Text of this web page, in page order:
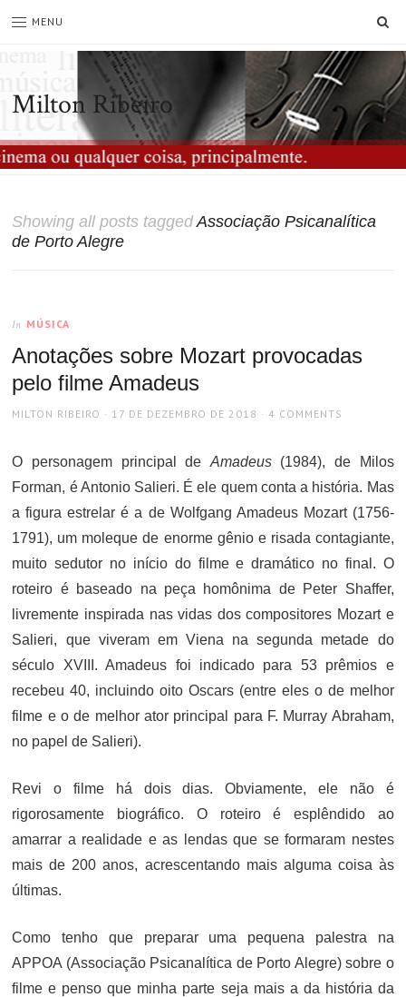
MENU
Milton Ribeiro
Showing all posts taggedAssociação Psicanalítica
de Porto Alegre
In MÚSICA
Anotações sobre Mozart provocadas
pelo filme Amadeus
AUTHOR
MILTON RIBEIRO
POSTED
17 DE DEZEMBRO DE 2018 4 COMMENTS
O personagem principal de Amadeus(1984), de Milos
Forman, é Antonio Salieri. É ele quem conta a história. Mas
a figura estrelar é a de Wolfgang Amadeus Mozart (1756-
1791), um moleque de enorme gênio e risada contagiante,
muito sedutor no início do filme e dramático no final. O
roteiro é baseado na peça homônima de Peter Shaffer,
livremente inspirada nas vidas dos compositores Mozart e
Salieri, que viveram em Viena na segunda metade do
século XVIII. Amadeus foi indicado para 53 prêmios e
recebeu 40, incluindo oito Oscars (entre eles o de melhor
filme e o de melhor ator principal para F. Murray Abraham,
no papel de Salieri).
Revi o filme há dois dias. Obviamente, ele não é
rigorosamente biográfico. O roteiro é esplêndido ao
amarrar a realidade e as lendas que se formaram nestes
mais de 200 anos, acrescentando mais alguma coisa às
últimas.
Como tenho que preparar uma pequena palestra na
APPOA (Associação Psicanalítica de Porto Alegre) sobre o
filme e penso que minha parte seja mais a da história da